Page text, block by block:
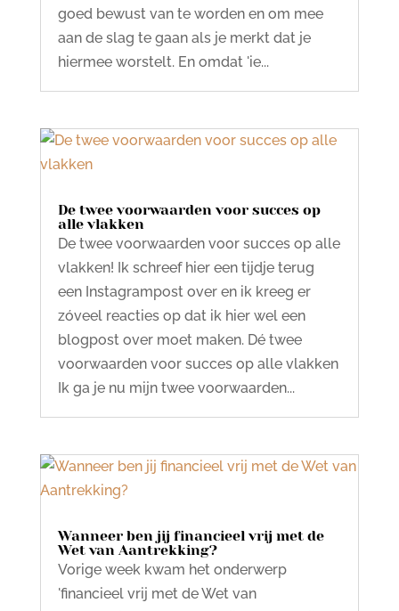
goed bewust van te worden en om mee
aan de slag te gaan als je merkt dat je
hiermee worstelt. En omdat 'ie...
De twee voorwaarden voor succes op
alle vlakken
De twee voorwaarden voor succes op alle
vlakken! Ik schreef hier een tijdje terug
een Instagrampost over en ik kreeg er
zóveel reacties op dat ik hier wel een
blogpost over moet maken. Dé twee
voorwaarden voor succes op alle vlakken
Ik ga je nu mijn twee voorwaarden...
Wanneer ben jij financieel vrij met de
Wet van Aantrekking?
Vorige week kwam het onderwerp
'financieel vrij met de Wet van